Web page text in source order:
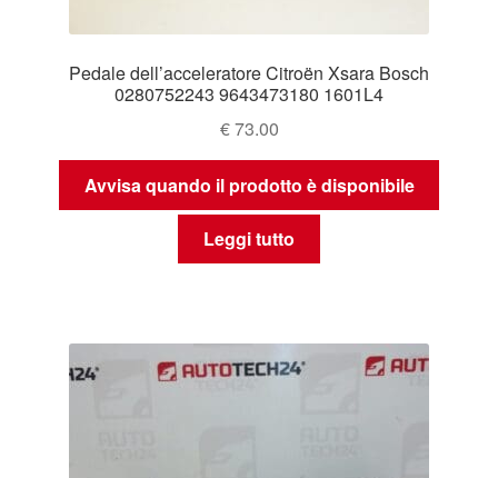
Pedale dell’acceleratore Citroën Xsara Bosch
0280752243 9643473180 1601L4
€73.00
Avvisa quando il prodotto è disponibile
Leggi tutto